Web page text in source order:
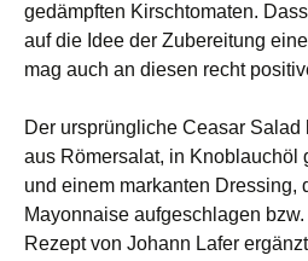
gedämpften Kirschtomaten.
auf die Idee der Zubereitung
mag auch an diesen recht
Der ursprüngliche Ceasar Salad
aus Römersalat, in Knoblauchöl
und einem markanten Dressing,
Mayonnaise aufgeschlagen
Rezept von Johann Lafer